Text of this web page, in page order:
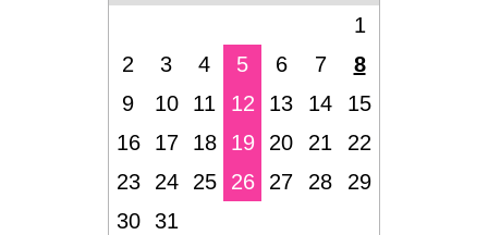
1
2
3 4 5 6 7
8
9
10 11 12 13 14
15
16
17 18 19 20 21
22
23
24 25 26 27 28
29
30
31